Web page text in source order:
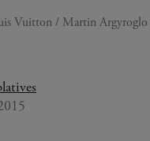
Vuitton / Martin Argyroglo